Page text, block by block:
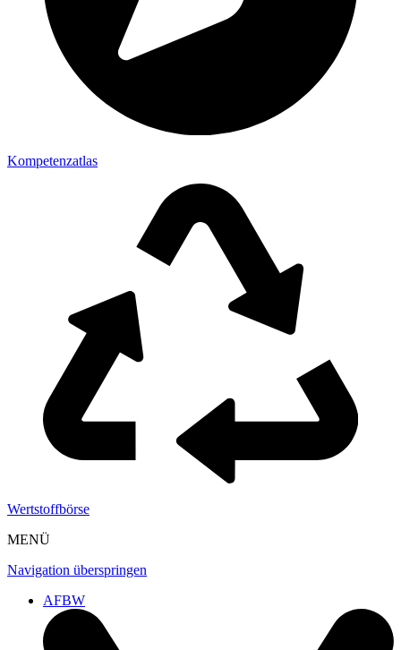
Kompetenzatlas
Wertstoffbörse
MENÜ
Navigation überspringen
AFBW